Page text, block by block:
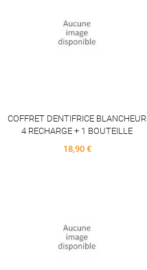
COFFRET DENTIFRICE BLANCHEUR
4 RECHARGE + 1 BOUTEILLE
Price
18,90 €